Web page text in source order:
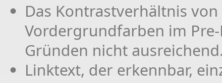
Das Kontrastverhältnis
Vordergrundfarben im
Gründen nicht
Linktext, der erkennbar,